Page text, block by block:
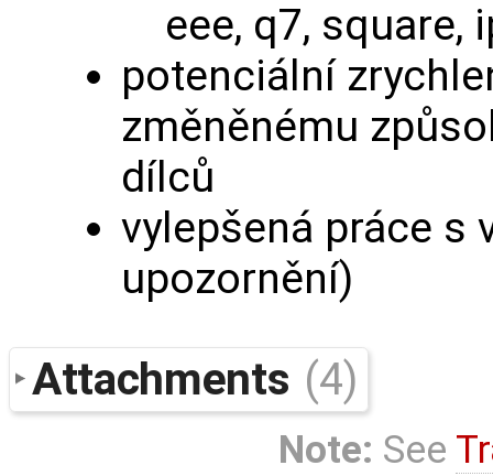
eee, q7, square,
potenciální
změněnému
dílců
vylepšená práce s
upozornění)
Attachments (4)
Note: See